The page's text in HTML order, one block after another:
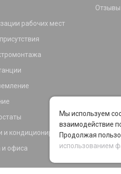
рабочих мест
и кондиционирования
и офиса
Отзывы
Мы используем
взаимодействие
Продолжая
использованием